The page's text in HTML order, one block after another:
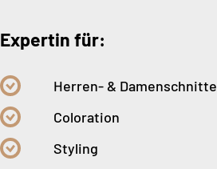
Expertin für:
Herren- & Damenschnitte
Coloration
Styling